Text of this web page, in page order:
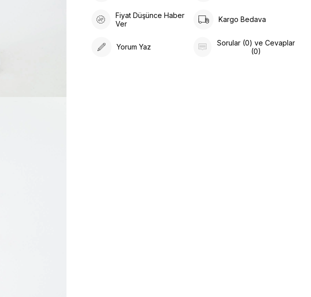
Fiyat Düşünce Haber
Ver
Kargo Bedava
Yorum Yaz
Sorular (0) ve Cevaplar
(0)